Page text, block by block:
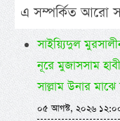
এ সম্পর্কিত আরো
সাইয়্যিদুল
নূরে মুজাসসাম
সাল্লাম উনার
০৫ আগস্ট, ২০২৬